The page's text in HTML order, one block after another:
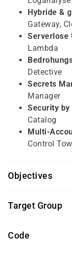
Hybride &
Gateway,
Serverlose
Lambda
Detective
Secrets
Manager
Security by
Catalog
Multi-
Control
Objectives
Besuch der
Target Group
Code